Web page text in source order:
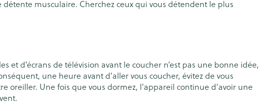
Après-soleil
Préparation au soleil
Afficher plus
Bain et douche
Insomnie, anxiété et
stress
Arrêter de fumer
musculaire. Cherchez ceux qui vous détendent le plus
d’écrans de télévision avant le coucher n’est pas une bonne idée,
une heure avant d’aller vous coucher, évitez de vous
oreiller. Une fois que vous dormez, l’appareil continue d’avoir une